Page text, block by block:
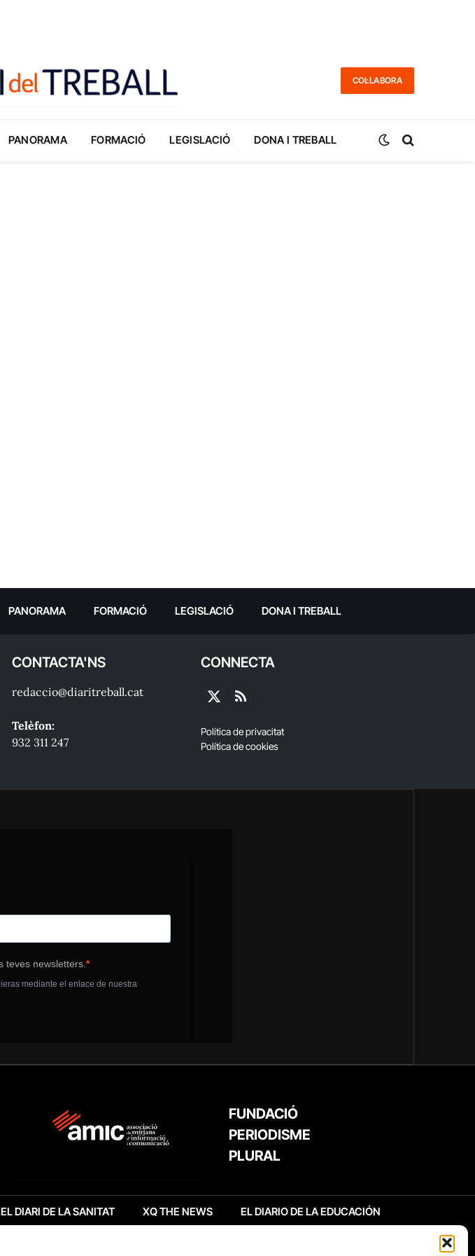
COL·LABORA
PANORAMA FORMACIÓ LEGISLACIÓ DONA I TREBALL
PANORAMA FORMACIÓ LEGISLACIÓ DONA I TREBALL
CONTACTA'NS
redaccio@diaritreball.cat
Telèfon:
932 311 247
CONNECTA
X
RSS
Política de privacitat
Política de cookies
FUNDACIÓ
PERIODISME
PLURAL
EL DIARI DE LA SANITAT XQ THE NEWS EL DIARIO DE LA EDUCACIÓN